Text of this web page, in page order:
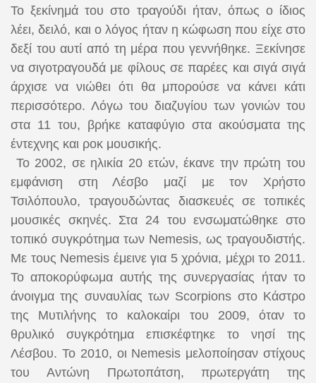
Το ξεκίνημά του στο τραγούδι ήταν, όπως ο ίδιος
λέει, δειλό, και ο λόγος ήταν η κώφωση που είχε στο
δεξί του αυτί από τη μέρα που γεννήθηκε. Ξεκίνησε
να σιγοτραγουδά με φίλους σε παρέες και σιγά σιγά
άρχισε να νιώθει ότι θα μπορούσε να κάνει κάτι
περισσότερο. Λόγω του διαζυγίου των γονιών του
στα 11 του, βρήκε καταφύγιο στα ακούσματα της
έντεχνης και ροκ μουσικής.
Το 2002, σε ηλικία 20 ετών, έκανε την πρώτη του
εμφάνιση στη Λέσβο μαζί με τον Χρήστο
Τσιλόπουλο, τραγουδώντας διασκευές σε τοπικές
μουσικές σκηνές. Στα 24 του ενσωματώθηκε στο
τοπικό συγκρότημα των Nemesis, ως τραγουδιστής.
Με τους Nemesis έμεινε για 5 χρόνια, μέχρι το 2011.
Το αποκορύφωμα αυτής της συνεργασίας ήταν το
άνοιγμα της συναυλίας των Scorpions στο Κάστρο
της Μυτιλήνης το καλοκαίρι του 2009, όταν το
θρυλικό συγκρότημα επισκέφτηκε το νησί της
Λέσβου. Το 2010, οι Nemesis μελοποίησαν στίχους
του Αντώνη Πρωτοπάτση, πρωτεργάτη της